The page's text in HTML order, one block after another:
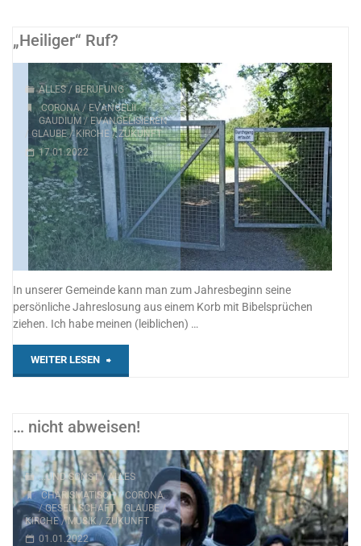
„Heiliger“ Ruf?
ALLES / BERUFUNG
CORONA/ EVANGELII
GAUDIUM / EVANGELISIEREN
/ GLAUBE/KIRCHE/ZUKUNFT
17.01.2022
In unserer Gemeinde kann man zum Jahresbeginn seine
persönliche Jahreslosung aus einem Korb mit Bibelsprüchen
ziehen. Ich habe meinen (leiblichen) …
WEITER LESEN "„Heiliger“
… nicht abweisen!
...UND SONST / ALLES
CHARISMATISCH/CORONA
/GESELLSCHAFT/GLAUBE/
KIRCHE/MUSIK/ ZUKUNFT
01.01.2022